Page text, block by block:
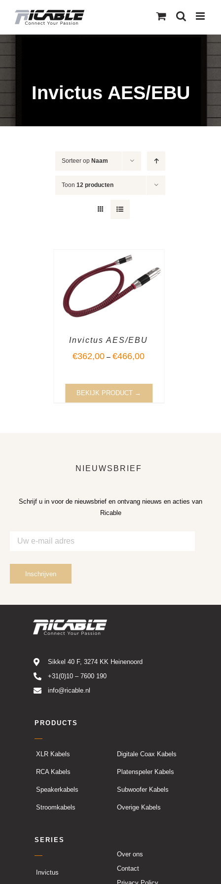
Invictus AES/EBU
Sorteer opNaam
Toon12 producten
Invictus AES/EBU
€362,00 –€466,00
BEKIJK PRODUCT →
NIEUWSBRIEF
Schrijf u in voor de nieuwsbrief en ontvang nieuws en acties van
Ricable
Sikkel 40 F, 3274 KK Heinenoord
+31(0)10 – 7600 190
info@ricable.nl
PRODUCTS
SERIES
Digitale Coax Kabels
Platenspeler Kabels
Subwoofer Kabels
Overige Kabels
XLR Kabels
RCA Kabels
Speakerkabels
Stroomkabels
Invictus
Over ons
Contact